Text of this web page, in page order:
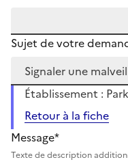
Sujet de votre
Établissement :
Retour à la fiche
Message*
Texte de description